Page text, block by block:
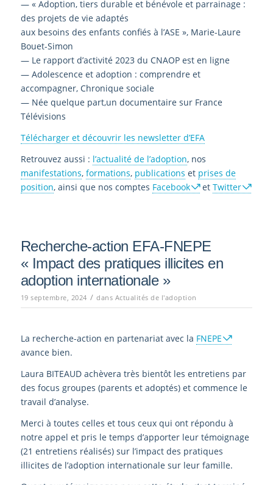
— « Adoption, tiers durable et bénévole et parrainage :
des projets de vie adaptés
aux besoins des enfants confiés à l’ASE », Marie-Laure
Bouet-Simon
— Le rapport d’activité 2023 du CNAOP est en ligne
— Adolescence et adoption : comprendre et
accompagner, Chronique sociale
— Née quelque part,un documentaire sur France
Télévisions
Télécharger et découvrir les newsletter d’EFA
Retrouvez aussi : l’actualité de l’adoption, nos
manifestations, formations, publications et prises de
position, ainsi que nos comptes Facebook et Twitter
Recherche-action EFA-FNEPE
« Impact des pratiques illicites en
adoption internationale »
19 septembre, 2024 / dans Actualités de l'adoption
La recherche-action en partenariat avec la FNEPE
avance bien.
Laura BITEAUD achèvera très bientôt les entretiens par
des focus groupes (parents et adoptés) et commence le
travail d’analyse.
Merci à toutes celles et tous ceux qui ont répondu à
notre appel et pris le temps d’apporter leur témoignage
(21 entretiens réalisés) sur l’impact des pratiques
illicites de l’adoption internationale sur leur famille.